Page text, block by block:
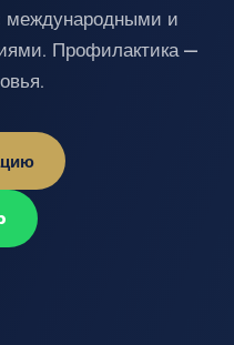
международными и
Профилактика —